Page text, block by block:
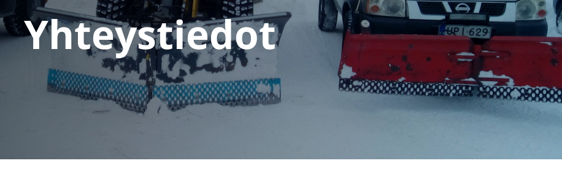
Yhteystiedot